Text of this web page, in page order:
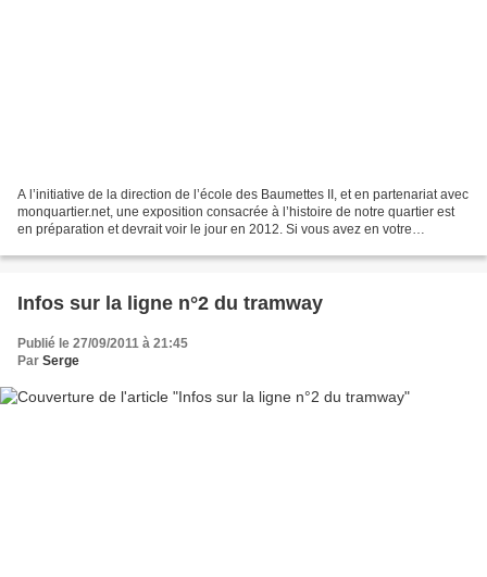
A l’initiative de la direction de l’école des Baumettes II, et en partenariat avec
monquartier.net, une exposition consacrée à l’histoire de notre quartier est
en préparation et devrait voir le jour en 2012. Si vous avez en votre
Infos sur la ligne n°2 du tramway
Publié le 27/09/2011 à 21:45
Par Serge